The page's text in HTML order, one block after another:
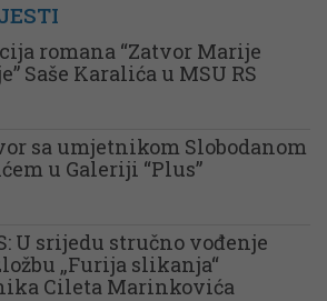
romana “Zatvor Marije
Saše Karalića u MSU RS
sa umjetnikom Slobodanom
u Galeriji “Plus”
U srijedu stručno vođenje
„Furija slikanja“
Cileta Marinkovića